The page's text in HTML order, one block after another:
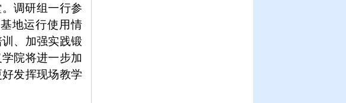
调研组一行参
地运行使用情
、加强实践锻
院将进一步加
发挥现场教学